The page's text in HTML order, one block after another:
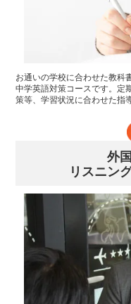
お通いの学校に合わせた教科
中学英語対策コースです。定
策等、学習状況に合わせた指
外
リスニン